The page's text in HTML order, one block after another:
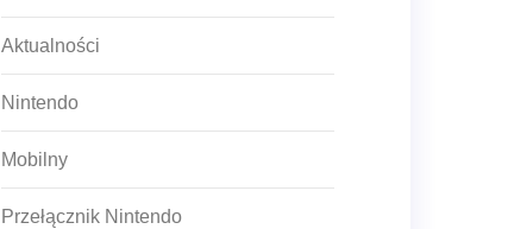
Aktualności
Nintendo
Mobilny
Przełącznik Nintendo